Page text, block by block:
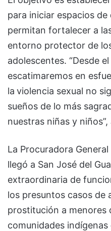
para iniciar espacios
permitan fortalecer a
entorno protector de
adolescentes. “Desde
escatimaremos en
la violencia sexual no
sueños de lo más
nuestras niñas y
La Procuradora
llegó a San José del
extraordinaria de
los presuntos casos de
prostitución a menores
comunidades indígenas